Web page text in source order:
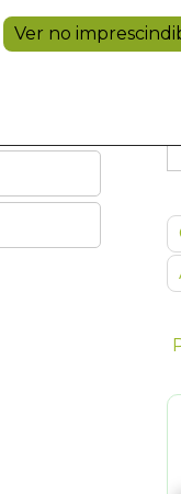
Ver no